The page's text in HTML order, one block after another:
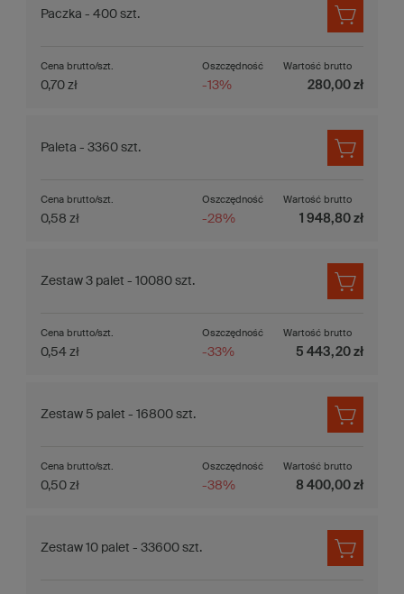
Paczka - 400 szt.
Oszczędność
-13%
Cena brutto/szt.
0,70 zł
Wartość brutto
280,00 zł
Paleta - 3360 szt.
Oszczędność
-28%
Cena brutto/szt.
0,58 zł
Wartość brutto
1 948,80 zł
Zestaw 3 palet - 10080 szt.
Oszczędność
-33%
Cena brutto/szt.
0,54 zł
Wartość brutto
5 443,20 zł
Zestaw 5 palet - 16800 szt.
Oszczędność
-38%
Cena brutto/szt.
0,50 zł
Wartość brutto
8 400,00 zł
Zestaw 10 palet - 33600 szt.